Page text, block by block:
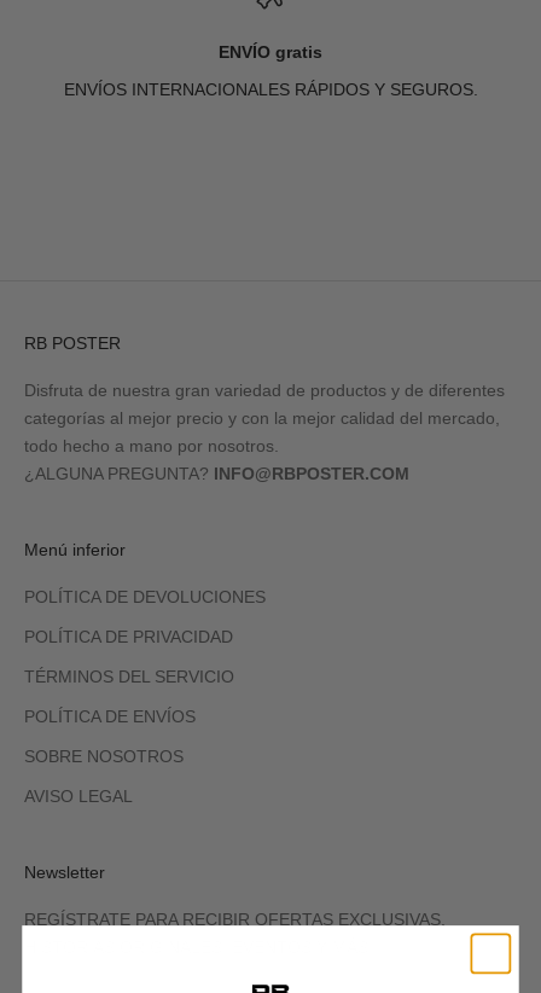
ENVÍO gratis
ENVÍOS INTERNACIONALES RÁPIDOS Y SEGUROS.
RB POSTER
Disfruta de nuestra gran variedad de productos y de diferentes
categorías al mejor precio y con la mejor calidad del mercado,
todo hecho a mano por nosotros.
¿ALGUNA PREGUNTA? INFO@RBPOSTER.COM
Menú inferior
POLÍTICA DE DEVOLUCIONES
POLÍTICA DE PRIVACIDAD
TÉRMINOS DEL SERVICIO
POLÍTICA DE ENVÍOS
SOBRE NOSOTROS
AVISO LEGAL
Newsletter
REGÍSTRATE PARA RECIBIR OFERTAS EXCLUSIVAS,